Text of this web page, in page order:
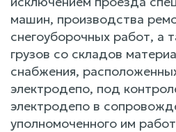
машин, производства
снегоуборочных работ, а
грузов со складов
снабжения,
электродепо, под
электродепо в
уполномоченного им